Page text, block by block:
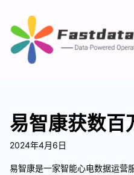
易智康获数百
2024年4月6日
易智康是一家智能心电数据运营